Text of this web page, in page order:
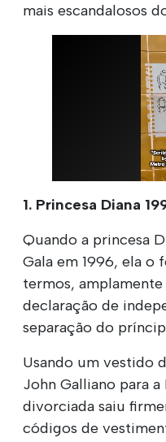
mais escandalosos
1. Princesa Diana
Quando a princesa
Gala em 1996, ela o
termos,
declaração de
separação do
Usando um vestido
John Galliano para
divorciada saiu
códigos de